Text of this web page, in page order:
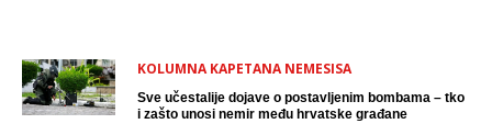
KOLUMNA KAPETANA NEMESISA
Sve učestalije dojave o postavljenim bombama – tko
i zašto unosi nemir među hrvatske građane